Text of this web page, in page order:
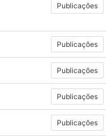
Publicações
Publicações
Publicações
Publicações
Publicações